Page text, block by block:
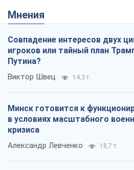
Мнения
Совпадение интересов двух
игроков или тайный план
Путина?
Виктор Швец 14,3 т.
Минск готовится к
в условиях масштабного
кризиса
Александр Левченко 18,7 т.